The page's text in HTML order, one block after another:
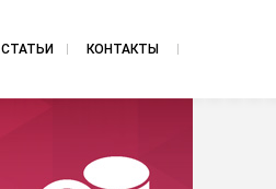
СТАТЬИ КОНТАКТЫ